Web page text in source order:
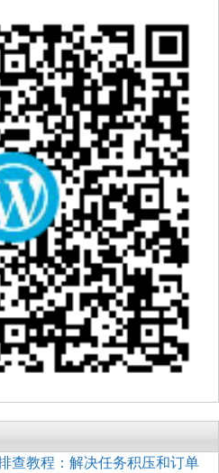
排查教程：解决任务积压和订单